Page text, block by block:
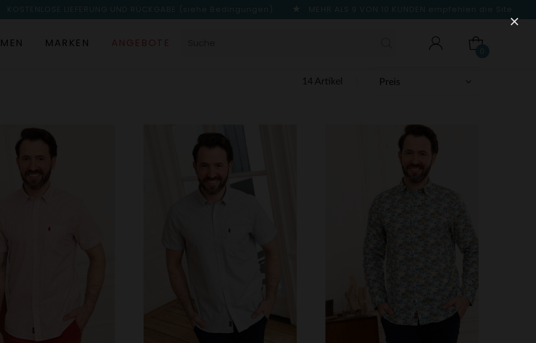
KOSTENLOSE LIEFERUNG UND RÜCKGABE (siehe Bedingungen) MEHR ALS 9 VON 10 KUNDEN empfehlen die Site
MARKEN ANGEBOTE
0
14 Artikel